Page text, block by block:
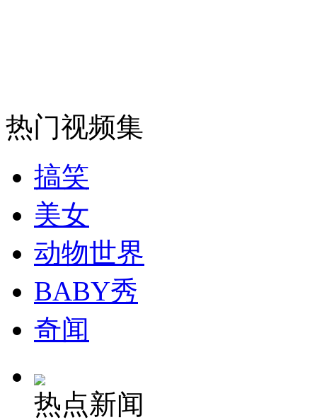
安徽一实载49人客车翻车
走！跟着总书记去植树
消防员救轻生者 花炮节热闹非凡
司机酒驾遇交警 急速倒车逃窜
热门视频集
搞笑
美女
动物世界
BABY秀
奇闻
热点新闻